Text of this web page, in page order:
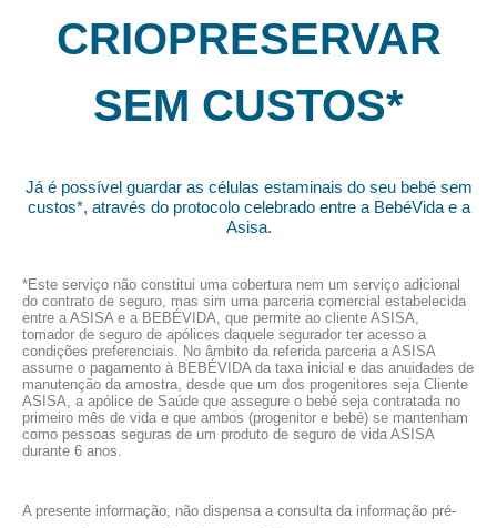
CRIOPRESERVAR
SEM CUSTOS*
Já é possível guardar as células estaminais do seu bebé sem
custos*, através do protocolo celebrado entre a BebéVida e a
Asisa.
*Este serviço não constitui uma cobertura nem um serviço adicional
do contrato de seguro, mas sim uma parceria comercial estabelecida
entre a ASISA e a BEBÉVIDA, que permite ao cliente ASISA,
tomador de seguro de apólices daquele segurador ter acesso a
condições preferenciais. No âmbito da referida parceria a ASISA
assume o pagamento à BEBÉVIDA da taxa inicial e das anuidades de
manutenção da amostra, desde que um dos progenitores seja Cliente
ASISA, a apólice de Saúde que assegure o bebé seja contratada no
primeiro mês de vida e que ambos (progenitor e bebé) se mantenham
como pessoas seguras de um produto de seguro de vida ASISA
durante 6 anos.
A presente informação, não dispensa a consulta da informação pré-